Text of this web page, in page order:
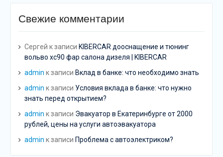
Свежие комментарии
Сергей к записи KIBERCAR дооснащение и тюнинг
вольво хс90 фар салона дизеля | KIBERCAR
admin к записи Вклад в банке: что необходимо знать
admin к записи Условия вклада в банке: что нужно
знать перед открытием?
admin к записи Эвакуатор в Екатеринбурге от 2000
рублей, цены на услуги автоэвакуатора
admin к записи Проблема с автоэлектриком?